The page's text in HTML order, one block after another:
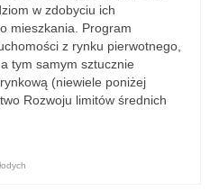
w zdobyciu ich
mieszkania. Program
z rynku pierwotnego,
tym samym sztucznie
(niewiele poniżej
Rozwoju limitów średnich